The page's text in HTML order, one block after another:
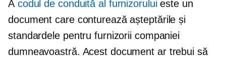
A codul de conduită al furnizoruluieste un
document care conturează așteptările și
standardele pentru furnizorii companiei
dumneavoastră. Acest document ar trebui să